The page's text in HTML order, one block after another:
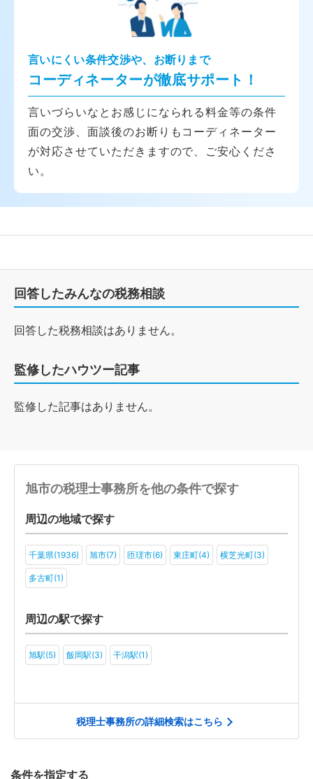
言いにくい条件交渉や、お断りまで
コーディネーターが徹底サポート！
言いづらいなとお感じになられる料金等の条件
面の交渉、面談後のお断りもコーディネーター
が対応させていただきますので、ご安心くださ
い。
回答したみんなの税務相談
回答した税務相談はありません。
監修したハウツー記事
監修した記事はありません。
旭市の税理士事務所を他の条件で探す
周辺の地域で探す
千葉県(1936) 旭市(7) 匝瑳市(6) 東庄町(4) 横芝光町(3)
多古町(1)
周辺の駅で探す
旭駅(5) 飯岡駅(3) 干潟駅(1)
税理士事務所の詳細検索はこちら
条件を指定する